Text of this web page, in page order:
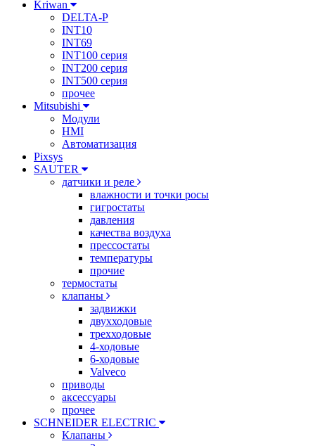
Kriwan
DELTA-P
INT10
INT69
INT100 серия
INT200 серия
INT500 серия
прочее
Mitsubishi
Модули
HMI
Автоматизация
Pixsys
SAUTER
датчики и реле
влажности и точки росы
гигростаты
давления
качества воздуха
прессостаты
температуры
прочие
термостаты
клапаны
задвижки
двухходовые
трехходовые
4-ходовые
6-ходовые
Valveco
приводы
аксессуары
прочее
SCHNEIDER ELECTRIC
Клапаны